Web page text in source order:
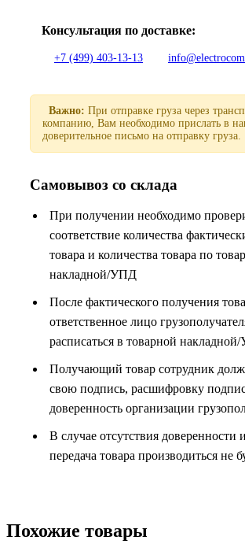
Консультация по доставке:
+7 (499) 403-13-13
Важно: При отправке груза через
компанию, Вам необходимо прислать в
доверительное письмо на отправку груза.
Самовывоз со склада
При получении необходимо
соответствие количества
товара и количества товара по
накладной/УПД
После фактического получения
ответственное лицо
расписаться в товарной
Получающий товар сотрудник
свою подпись, расшифровку
доверенность организации
В случае отсутствия доверенности
передача товара производиться не
Похожие товары